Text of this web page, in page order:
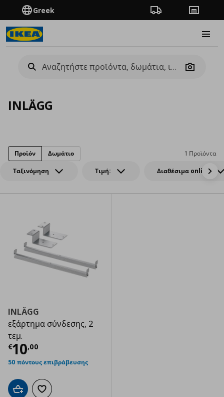
Greek Πορεία παραγγελίας
Camera
INLÄGG
Ταξινόμηση Τιμή: Διαθέσιμα online
1 Προϊόντα
Προϊόν Δωμάτιο
INLÄGG
εξάρτημα σύνδεσης, 2
τεμ.
€10,00
Τρέχουσα τιμή
50 πόντους επιβράβευσης
Προσθήκη στο καλάθι
Προσθήκη στα αγαπημένα